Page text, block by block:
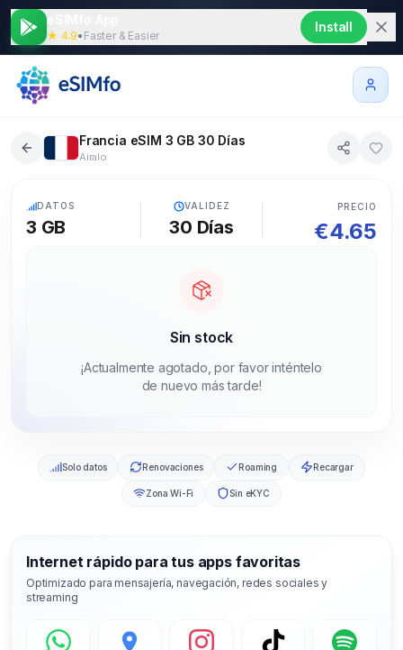
★ 4.9• Faster & Easier
Install
Francia eSIM 3 GB 30 Días
Airalo
DATOS
3 GB
VALIDEZ
30 Días
PRECIO
€4.65
Sin stock
¡Actualmente agotado, por favor inténtelo
de nuevo más tarde!
Solo datos Renovaciones Roaming Recargar
Zona Wi-Fi Sin eKYC
Internet rápido para tus apps favoritas
Optimizado para mensajería, navegación, redes sociales y
streaming